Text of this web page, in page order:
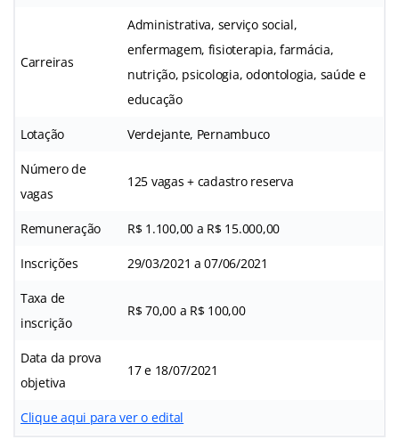
Carreiras
Administrativa, serviço social,
enfermagem, fisioterapia, farmácia,
nutrição, psicologia, odontologia, saúde e
educação
Lotação Verdejante, Pernambuco
Número de
vagas
125 vagas + cadastro reserva
Remuneração R$ 1.100,00 a R$ 15.000,00
Inscrições 29/03/2021 a 07/06/2021
Taxa de
inscrição
R$ 70,00 a R$ 100,00
Data da prova
objetiva
17 e 18/07/2021
Clique aqui para ver o edital